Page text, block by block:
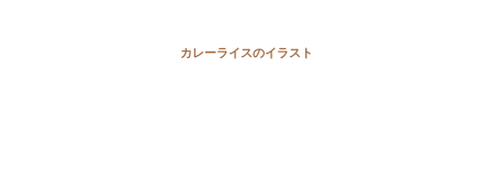
カレーライスのイラスト